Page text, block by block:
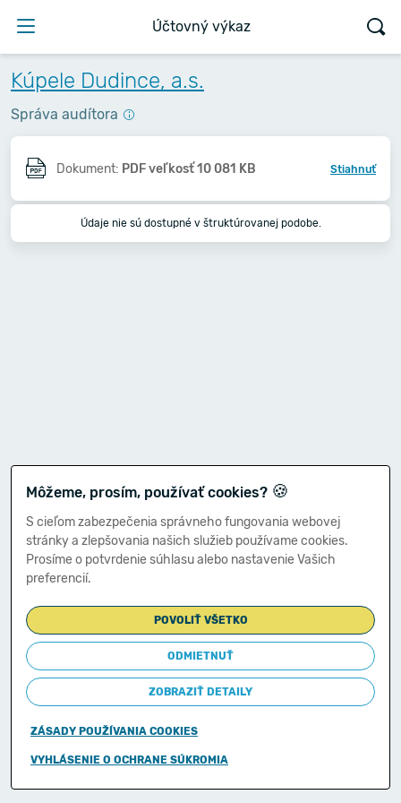
Účtovný výkaz
Kúpele Dudince, a.s.
Správa audítora
Dokument: PDF veľkosť 10 081 KB Stiahnuť
Údaje nie sú dostupné v štruktúrovanej podobe.
Môžeme, prosím, používať cookies? 🍪
S cieľom zabezpečenia správneho fungovania webovej
stránky a zlepšovania našich služieb používame cookies.
Prosíme o potvrdenie súhlasu alebo nastavenie Vašich
preferencií.
POVOLIŤ VŠETKO
ODMIETNUŤ
ZOBRAZIŤ DETAILY
ZÁSADY POUŽÍVANIA COOKIES
VYHLÁSENIE O OCHRANE SÚKROMIA
Copyright © 2011-2026